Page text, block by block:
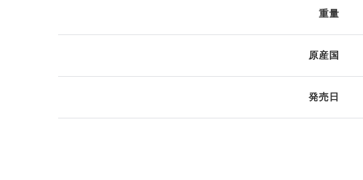
重量
原産国
発売日